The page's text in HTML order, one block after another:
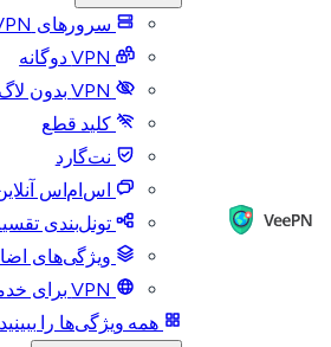
سرورهای VPN
VPN دوگانه
VPN بدون لاگ
کلید قطع
نت‌گارد
اس‌ام‌اس آنلاین
تونل‌بندی
ویژگی‌های
VPN برای خدمات
همه ویژگی‌ها را ببینید